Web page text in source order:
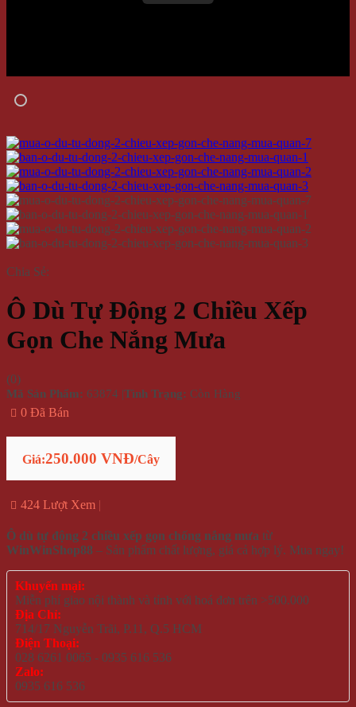
Chia Sẻ:
Ô Dù Tự Động 2 Chiều Xếp
Gọn Che Nắng Mưa
(0)
Mã Sản Phẩm: 63874 |Tình Trạng: Còn Hàng
0 Đã Bán
Giá:250.000 VNĐ/Cây
424 Lượt Xem
Ô dù tự động 2 chiều xếp gọn chống nắng mưa từ
WinWinShop88 – Sản phẩm chất lượng, giá cả hợp lý. Mua ngay!
Khuyến mại:
Miễn phí giao nội thành và tỉnh với hoá đơn trên >500.000
Địa Chỉ:
714/17 Nguyễn Trãi, P.11, Q.5 HCM
Điện Thoại:
028 6261 0065 - 0935 616 536
Zalo:
0935 616 536